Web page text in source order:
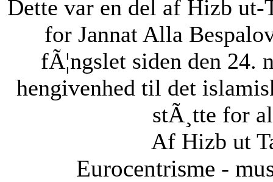
Dette var en del af Hizb ut-
for Jannat Alla
fÃ¦ngslet siden den 24.
hengivenhed til det
stÃ¸tte for
Af Hizb ut
Eurocentrisme -